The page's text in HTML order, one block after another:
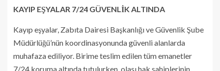
KAYIP EŞYALAR 7/24 GÜVENLİK ALTINDA
Kayıp eşyalar, Zabıta Dairesi Başkanlığı ve Güvenlik Şube
Müdürlüğü’nün koordinasyonunda güvenli alanlarda
muhafaza ediliyor. Birime teslim edilen tüm emanetler
7/24 koruma altında tutulurken, olası hak sahiplerinin